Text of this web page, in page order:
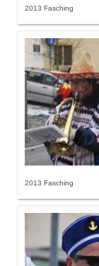
2013 Fasching
2013 Fasching